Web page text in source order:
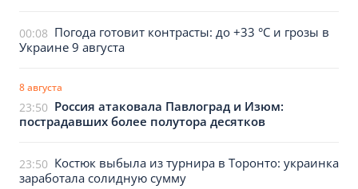
00:08 Погода готовит контрасты: до +33 °C и грозы в
Украине 9 августа
8 августа
23:50 Россия атаковала Павлоград и Изюм:
пострадавших более полутора десятков
23:50 Костюк выбыла из турнира в Торонто: украинка
заработала солидную сумму